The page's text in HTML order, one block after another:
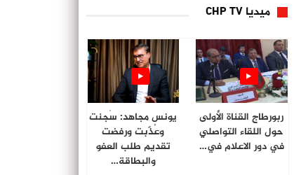
ميديا CHP TV
ربورطاج القناة الأولى
حول اللقاء التواصلي
في دور الاعلام في…
يونس مجاهد: سُجنت
وعُذّبت ورفضت
تقديم طلب العفو
والبطاقة…